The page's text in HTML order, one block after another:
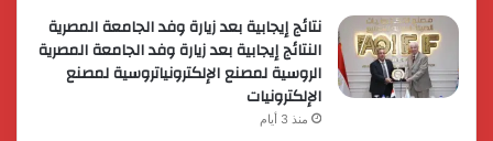
نتائج إيجابية بعد زيارة وفد الجامعة المصرية
النتائج إيجابية بعد زيارة وفد الجامعة المصرية
الروسية لمصنع الإلكترونياتروسية لمصنع
الإلكترونيات
منذ 3 أيام